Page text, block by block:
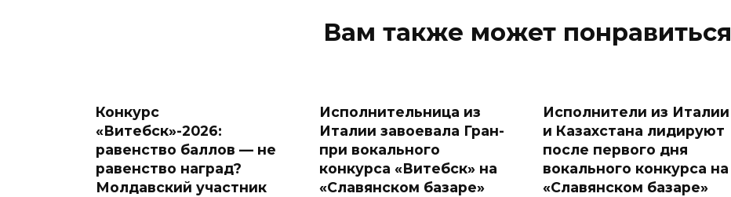
Вам также может понравиться
Конкурс
«Витебск»-2026:
равенство баллов — не
равенство наград?
Молдавский участник
Исполнительница из
Италии завоевала Гран-
при вокального
конкурса «Витебск» на
«Славянском базаре»
Исполнители из Италии
и Казахстана лидируют
после первого дня
вокального конкурса на
«Славянском базаре»